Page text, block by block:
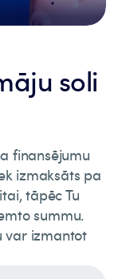
soli
finansējumu
izmaksāts pa
tāpēc Tu
summu.
var izmantot